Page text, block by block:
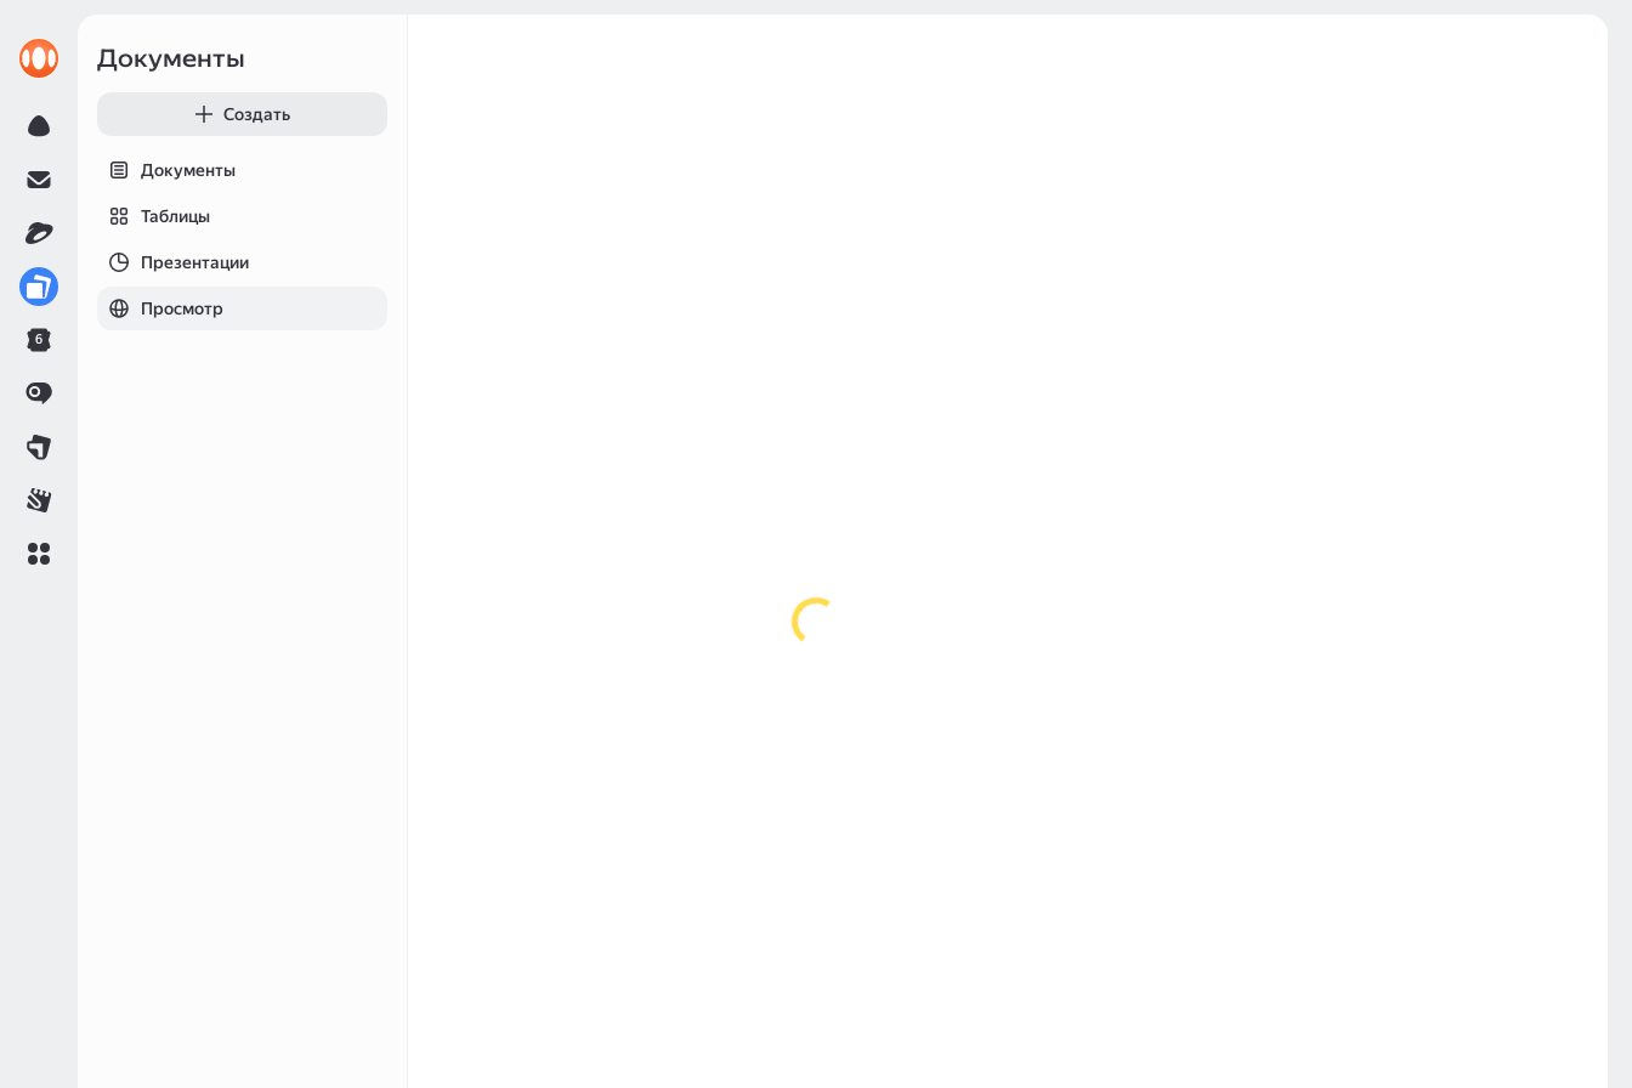
6
Документы
Создать
Документы
Таблицы
Презентации
Просмотр